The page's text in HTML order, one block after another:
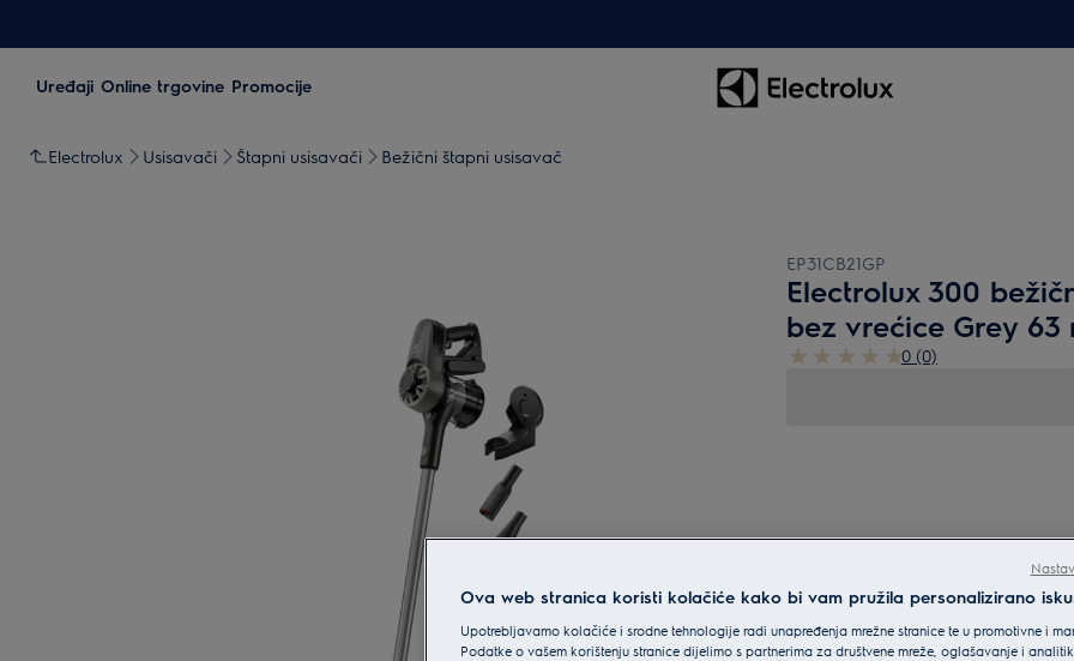
Uređaji Online trgovine Promocije
Electrolux Usisavači Štapni usisavači Bežični štapni usisavač
EP31CB21GP
Electrolux 300
bez vrećice Grey 63
0 (0)
Ova web stranica koristi kolačiće kako bi vam pružila personalizirano
Upotrebljavamo kolačiće i srodne tehnologije radi unapređenja mrežne stranice te u promotivne i
Podatke o vašem korištenju stranice dijelimo s partnerima za društvene mreže, oglašavanje i